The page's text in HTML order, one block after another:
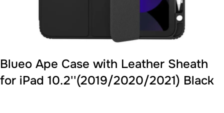
Blueo Ape Case with Leather Sheath
for iPad 10.2''(2019/2020/2021) Black